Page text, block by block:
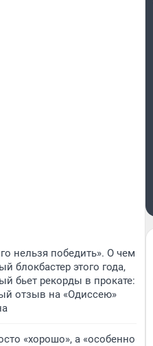
нельзя победить». О чем
блокбастер этого года,
бьет рекорды в прокате:
отзыв на «Одиссею»
«хорошо», а «особенно